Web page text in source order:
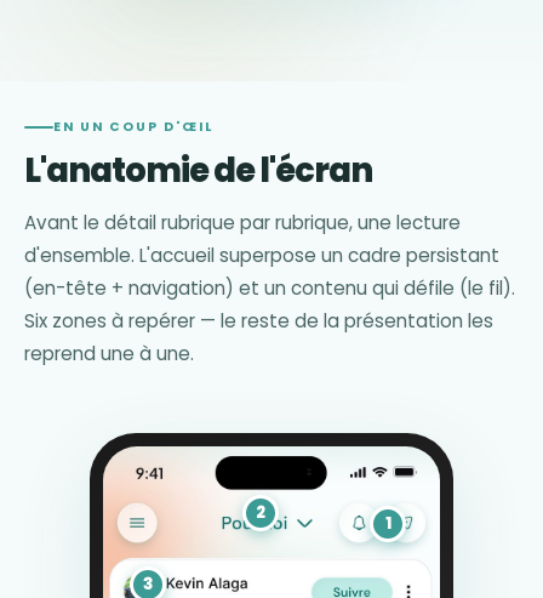
EN UN COUP D'ŒIL
L'anatomie de l'écran
Avant le détail rubrique par rubrique, une lecture
d'ensemble. L'accueil superpose un cadre persistant
(en-tête + navigation) et un contenu qui défile (le fil).
Six zones à repérer — le reste de la présentation les
reprend une à une.
1
2
3